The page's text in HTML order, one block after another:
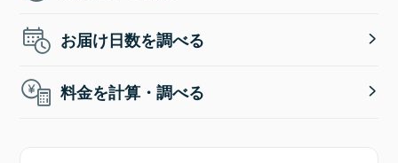
お届け日数を調べる
料金を計算・調べる